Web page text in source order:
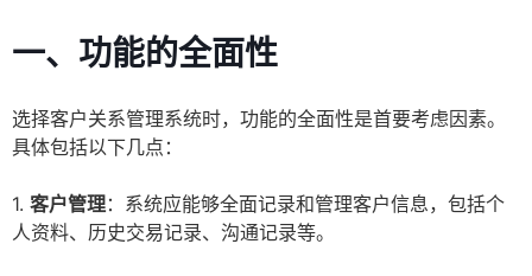
一、功能的全面性
选择客户关系管理系统时，功能的全面性是首要考虑因素。
具体包括以下几点：
1. 客户管理：系统应能够全面记录和管理客户信息，包括个
人资料、历史交易记录、沟通记录等。